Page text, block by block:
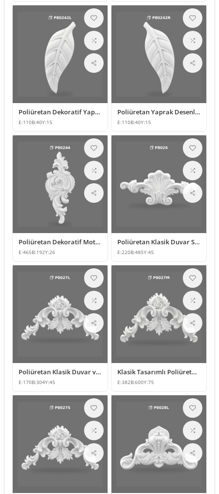
Poliüretan Dekoratif Yaprak Motifli Duvar Süsleme Modeli
E:110B:40Y:15
Poliüretan Yaprak Desenli Dekoratif Süsleme Modeli
E:110B:40Y:15
Poliüretan Dekoratif Motif ve Duvar Süsü Modelleri
E:465B:192Y:26
Poliüretan Klasik Duvar Süsleme Modelleri P8026
E:220B:485Y:45
Poliüretan Klasik Duvar ve Mobilya Süsleme Modelleri
E:170B:304Y:45
Klasik Tasarımlı Poliüretan Duvar ve Tavan Süsleme Modeli
E:382B:600Y:75